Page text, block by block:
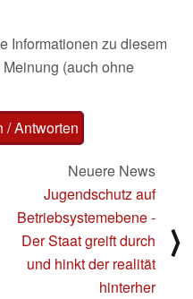
Informationen zu diesem
(auch ohne
/ Antworten
Neuere News
Jugendschutz auf
Betriebsystemebene -
Der Staat greift durch
und hinkt der realität
hinterher
⟩